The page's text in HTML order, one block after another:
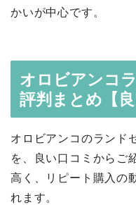
かいが中心です。
オロビアンコ
評判まとめ【良
オロビアンコのランド
を、良い口コミからご
高く、リピート購入の
れます。